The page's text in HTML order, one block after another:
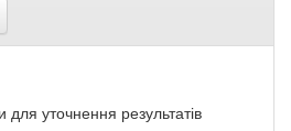
для уточнення результатів